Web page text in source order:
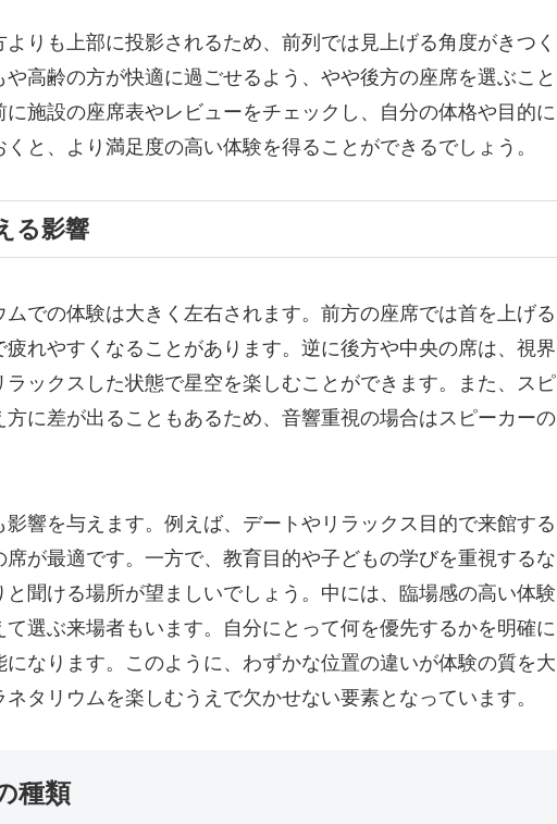
りも上部に投影されるため、前列では見上げる角度がきつく
高齢の方が快適に過ごせるよう、やや後方の座席を選ぶこと
施設の座席表やレビューをチェックし、自分の体格や目的に
と、より満足度の高い体験を得ることができるでしょう。
る影響
での体験は大きく左右されます。前方の座席では首を上げる
れやすくなることがあります。逆に後方や中央の席は、視界
ックスした状態で星空を楽しむことができます。また、スピ
に差が出ることもあるため、音響重視の場合はスピーカーの
響を与えます。例えば、デートやリラックス目的で来館する
が最適です。一方で、教育目的や子どもの学びを重視するな
聞ける場所が望ましいでしょう。中には、臨場感の高い体験
選ぶ来場者もいます。自分にとって何を優先するかを明確に
なります。このように、わずかな位置の違いが体験の質を大
タリウムを楽しむうえで欠かせない要素となっています。
種類